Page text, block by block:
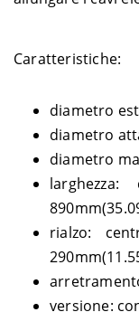
Caratteristiche:
diametro
diametro
diametro
rialzo:
versione: